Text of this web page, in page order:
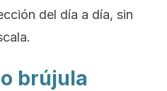
del día a día, sin
brújula